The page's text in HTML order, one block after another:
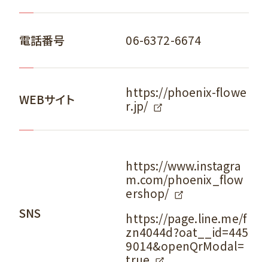
電話番号 06-6372-6674
WEBサイト
https://phoenix-flowe
r.jp/
SNS
https://www.instagra
m.com/phoenix_flow
ershop/
https://page.line.me/f
zn4044d?oat__id=445
9014&openQrModal=